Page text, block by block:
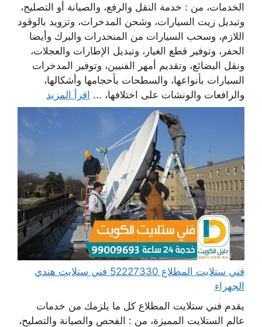
الخدمات، من : خدمة النقل والرفع، والصيانة أو التصليح،
وتبديل زيت السيارات، وشحن المدخرات، وتزويد بالوقود
اللازم، وسحب السيارات من المنحدرات والبرك وأيضا
الحفر، وتوفير قطع الغيار، وتبديل الإطارات والعجلات،
ونقل البضائع، وتقديم أمهر الفنيين، وتوفير المدخرات
السيارات بأنواعها، والسطحات بأحجامها وأشكالها،
والرافعات والونشات على اختلافها، ... اقرأ المزيد
فني ستلايت المطلاع 52227330 فني ستلايت هندي
الجهراء
يقدم فني ستلايت المطلاع كل ما يلزمك من خدمات
عالم الستلايت المميزة، من : الفحص والصيانة والتصليح،